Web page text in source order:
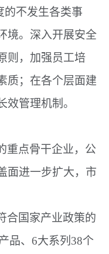
的不发生各类事
境。深入开展安全
则，加强员工培
质；在各个层面建
管理机制。
重点骨干企业，公
面进一步扩大，市
合国家产业政策的
品、6大系列38个